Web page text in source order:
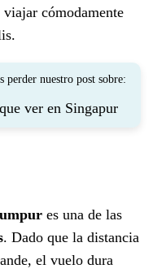
cómodamente
perder nuestro post sobre:
ver en Singapur
es una de las
. Dado que la distancia
el vuelo dura